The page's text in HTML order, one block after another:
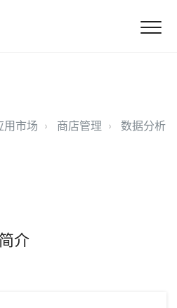
用市场 商店管理
数据分析
介